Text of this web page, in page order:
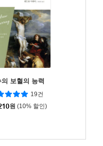
보혈의 능력
19건
원 (10% 할인)